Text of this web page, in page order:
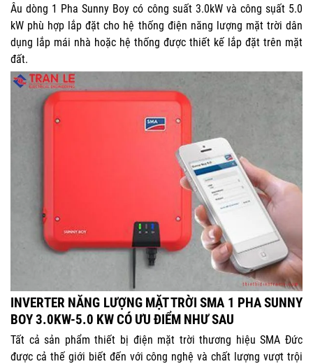
Âu dòng 1 Pha Sunny Boy có công suất 3.0kW và công sụất 5.0
kW phù hợp lắp đặt cho hệ thống điện năng lượng mặt trời dân
dụng lắp mái nhà hoặc hệ thống được thiết kế lắp đặt trên mặt
đất.
INVERTER NĂNG LƯỢNG MẶT TRỜI SMA 1 PHA SUNNY
BOY 3.0KW-5.0 KW CÓ ƯU ĐIỂM NHƯ SAU
Tất cả sản phẩm thiết bị điện mặt trời thương hiệu SMA Đức
được cả thế giới biết đến với công nghệ và chất lượng vượt trội